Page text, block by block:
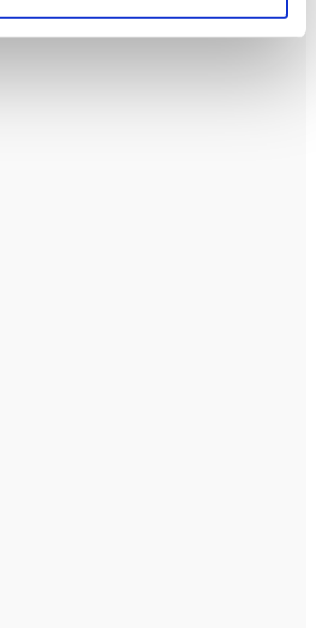
Agile Insights